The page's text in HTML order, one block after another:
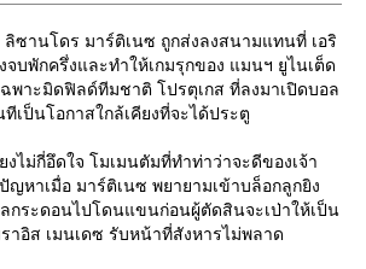
ซานโดร มาร์ติเนซ ถูกส่งลงสนามแทนที่ เอริ
บพักครึ่งและทำให้เกมรุกของ แมนฯ ยูไนเต็ด
พาะมิดฟิลด์ทีมชาติ โปรตุเกส ที่ลงมาเปิดบอล
เป็นโอกาสใกล้เคียงที่จะได้ประตู
ไม่กี่อึดใจ โมเมนตัมที่ทำท่าว่าจะดีของเจ้า
ญหาเมื่อ มาร์ติเนซ พยายามเข้าบล็อกลูกยิง
กระดอนไปโดนแขนก่อนผู้ตัดสินจะเป่าให้เป็น
าอิส เมนเดซ รับหน้าที่สังหารไม่พลาด